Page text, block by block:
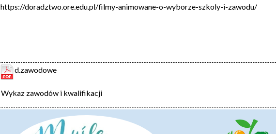
https://doradztwo.ore.edu.pl/filmy-animowane-o-wyborze-szkoly-i-zawodu/
d.zawodowe
Wykaz zawodów i kwalifikacji